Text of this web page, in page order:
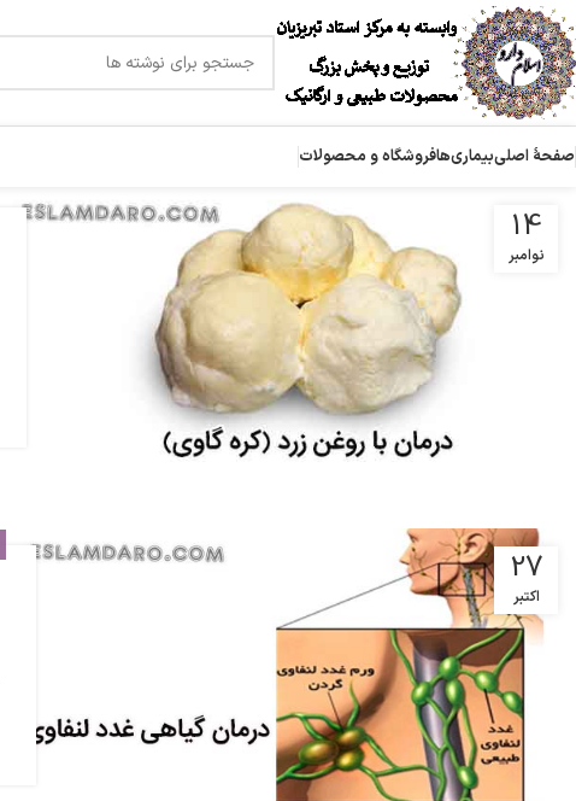
صفحۀ اصلیبیماری‌هافروشگاه و محصولات
14
نوامبر
27
اکتبر